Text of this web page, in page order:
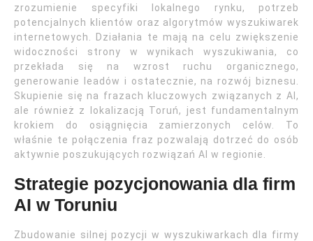
zrozumienie specyfiki lokalnego rynku, potrzeb
potencjalnych klientów oraz algorytmów wyszukiwarek
internetowych. Działania te mają na celu zwiększenie
widoczności strony w wynikach wyszukiwania, co
przekłada się na wzrost ruchu organicznego,
generowanie leadów i ostatecznie, na rozwój biznesu.
Skupienie się na frazach kluczowych związanych z AI,
ale również z lokalizacją Toruń, jest fundamentalnym
krokiem do osiągnięcia zamierzonych celów. To
właśnie te połączenia fraz pozwalają dotrzeć do osób
aktywnie poszukujących rozwiązań AI w regionie.
Strategie pozycjonowania dla firm
AI w Toruniu
Zbudowanie silnej pozycji w wyszukiwarkach dla firmy